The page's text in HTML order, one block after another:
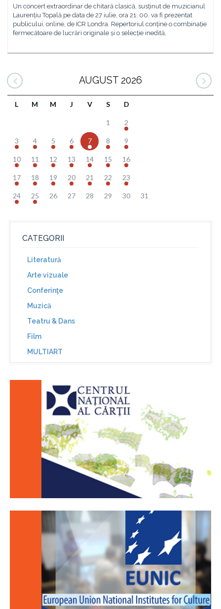
Un concert extraordinar de chitară clasică, susținut de muzicianul
Laurențiu Topală pe data de 27 iulie, ora 21. 00. va fi prezentat
publicului, online, de ICR Londra. Repertoriul conține o combinație
fermecătoare de lucrări originale și o selecție inedită,
AUGUST 2026
L M M J V S D
1 2
3 4 5 6 7 8 9
10 11 12 13 14 15 16
17 18 19 20 21 22 23
24 25 26 27 28 29 30 31
CATEGORII
Literatură
Arte vizuale
Conferinţe
Muzică
Teatru & Dans
Film
MULTIART